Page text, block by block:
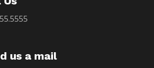
us a mail